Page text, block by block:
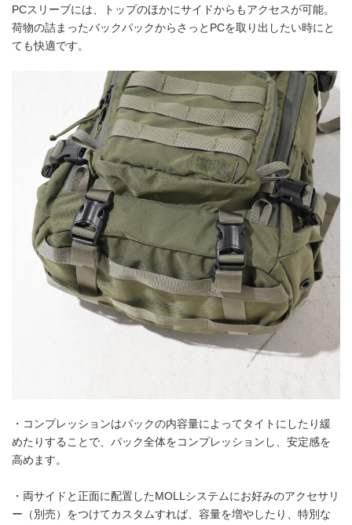
PCスリーブには、トップのほかにサイドからもアクセスが可能。
荷物の詰まったバックパックからさっとPCを取り出したい時にと
ても快適です。
・コンプレッションはパックの内容量によってタイトにしたり緩
めたりすることで、パック全体をコンプレッションし、安定感を
高めます。
・両サイドと正面に配置したMOLLシステムにお好みのアクセサリ
ー（別売）をつけてカスタムすれば、容量を増やしたり、特別な